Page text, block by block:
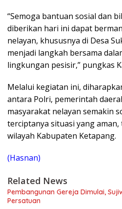
“Semoga bantuan sosial dan
diberikan hari ini dapat
nelayan, khususnya di Desa
menjadi langkah bersama
lingkungan pesisir,” pungkas
Melalui kegiatan ini,
antara Polri, pemerintah
masyarakat nelayan semakin
terciptanya situasi yang
wilayah Kabupaten Ketapang.
(Hasnan)
Related News
Pembangunan Gereja Dimulai,
Persatuan